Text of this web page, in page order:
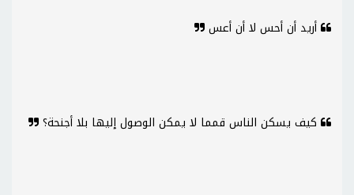
أريد أن أحس لا أن أعس
كيف يسكن الناس قمما لا يمكن الوصول إليها بلا أجنحة؟